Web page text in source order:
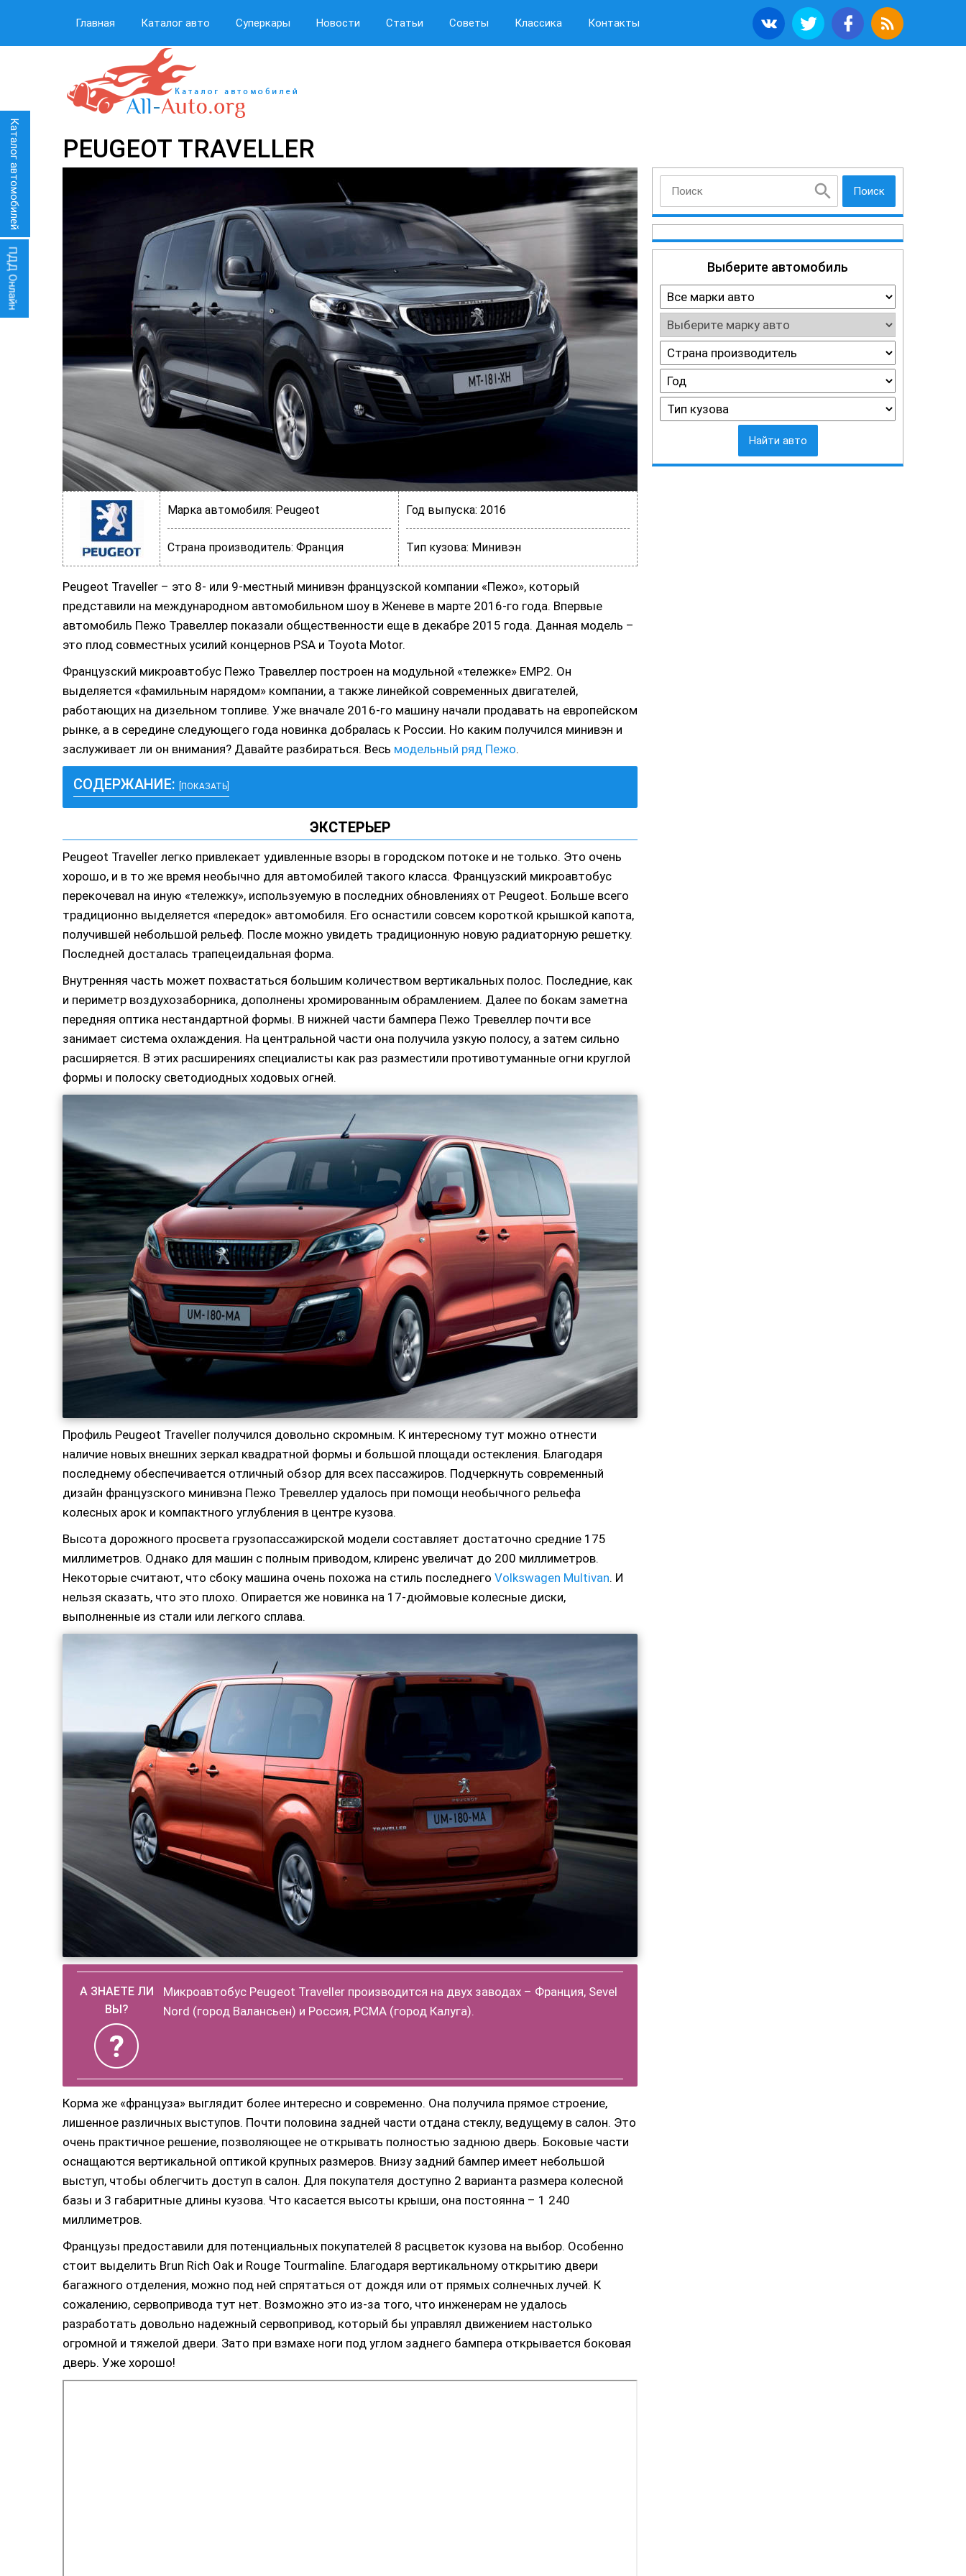
Главная Каталог авто Суперкары Новости Статьи Советы Классика Контакты
PEUGEOT TRAVELLER
Поиск
Выберите автомобиль
Найти авто
Марка автомобиля: Peugeot
Страна производитель: Франция
Год выпуска: 2016
Тип кузова: Минивэн
Peugeot Traveller – это 8- или 9-местный минивэн французской компании «Пежо», который
представили на международном автомобильном шоу в Женеве в марте 2016-го года. Впервые
автомобиль Пежо Травеллер показали общественности еще в декабре 2015 года. Данная модель –
это плод совместных усилий концернов PSA и Toyota Motor.
Французский микроавтобус Пежо Травеллер построен на модульной «тележке» EMP2. Он
выделяется «фамильным нарядом» компании, а также линейкой современных двигателей,
работающих на дизельном топливе. Уже вначале 2016-го машину начали продавать на европейском
рынке, а в середине следующего года новинка добралась к России. Но каким получился минивэн и
заслуживает ли он внимания? Давайте разбираться. Весь модельный ряд Пежо.
СОДЕРЖАНИЕ: [ПОКАЗАТЬ]
ЭКСТЕРЬЕР
Peugeot Traveller легко привлекает удивленные взоры в городском потоке и не только. Это очень
хорошо, и в то же время необычно для автомобилей такого класса. Французский микроавтобус
перекочевал на иную «тележку», используемую в последних обновлениях от Peugeot. Больше всего
традиционно выделяется «передок» автомобиля. Его оснастили совсем короткой крышкой капота,
получившей небольшой рельеф. После можно увидеть традиционную новую радиаторную решетку.
Последней досталась трапецеидальная форма.
Внутренняя часть может похвастаться большим количеством вертикальных полос. Последние, как
и периметр воздухозаборника, дополнены хромированным обрамлением. Далее по бокам заметна
передняя оптика нестандартной формы. В нижней части бампера Пежо Тревеллер почти все
занимает система охлаждения. На центральной части она получила узкую полосу, а затем сильно
расширяется. В этих расширениях специалисты как раз разместили противотуманные огни круглой
формы и полоску светодиодных ходовых огней.
Профиль Peugeot Traveller получился довольно скромным. К интересному тут можно отнести
наличие новых внешних зеркал квадратной формы и большой площади остекления. Благодаря
последнему обеспечивается отличный обзор для всех пассажиров. Подчеркнуть современный
дизайн французского минивэна Пежо Тревеллер удалось при помощи необычного рельефа
колесных арок и компактного углубления в центре кузова.
Высота дорожного просвета грузопассажирской модели составляет достаточно средние 175
миллиметров. Однако для машин с полным приводом, клиренс увеличат до 200 миллиметров.
Некоторые считают, что сбоку машина очень похожа на стиль последнего Volkswagen Multivan. И
нельзя сказать, что это плохо. Опирается же новинка на 17-дюймовые колесные диски,
выполненные из стали или легкого сплава.
Микроавтобус Peugeot Traveller производится на двух заводах – Франция, Sevel
Nord (город Валансьен) и Россия, РСМА (город Калуга).
Корма же «француза» выглядит более интересно и современно. Она получила прямое строение,
лишенное различных выступов. Почти половина задней части отдана стеклу, ведущему в салон. Это
очень практичное решение, позволяющее не открывать полностью заднюю дверь. Боковые части
оснащаются вертикальной оптикой крупных размеров. Внизу задний бампер имеет небольшой
выступ, чтобы облегчить доступ в салон. Для покупателя доступно 2 варианта размера колесной
базы и 3 габаритные длины кузова. Что касается высоты крыши, она постоянна – 1 240
миллиметров.
Французы предоставили для потенциальных покупателей 8 расцветок кузова на выбор. Особенно
стоит выделить Brun Rich Oak и Rouge Tourmaline. Благодаря вертикальному открытию двери
багажного отделения, можно под ней спрятаться от дождя или от прямых солнечных лучей. К
сожалению, сервопривода тут нет. Возможно это из-за того, что инженерам не удалось
разработать довольно надежный сервопривод, который бы управлял движением настолько
огромной и тяжелой двери. Зато при взмахе ноги под углом заднего бампера открывается боковая
дверь. Уже хорошо!
Каталог автомобилей
ПДД Онлайн